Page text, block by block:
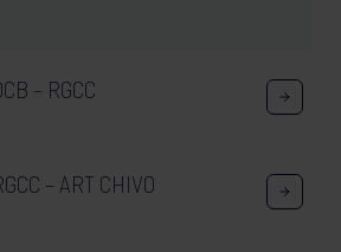
– RGCC
– ART CHIVO